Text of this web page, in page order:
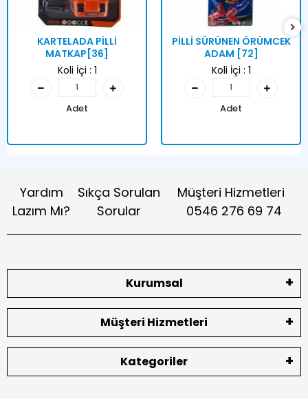
KARTELADA PİLLİ
MATKAP[36]
Koli İçi : 1
Adet
PİLLİ SÜRÜNEN ÖRÜMCEK
ADAM [72]
Koli İçi : 1
Adet
Yardım
Lazım Mı?
Sıkça Sorulan
Sorular
Müşteri Hizmetleri
0546 276 69 74
Kurumsal
Müşteri Hizmetleri
Kategoriler